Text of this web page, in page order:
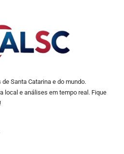
Santa Catarina e do mundo.
local e análises em tempo real. Fique